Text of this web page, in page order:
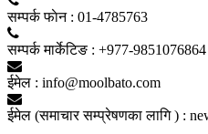
सम्पर्क फाेन : 01-4785763
सम्पर्क मार्केटिङ : +977-9851076864
ईमेल : info@moolbato.com
ईमेल (समाचार सम्प्रेषणका लागि ) :